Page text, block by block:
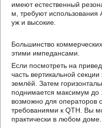
имеют естественный
м, требуют использования
уж и высокие.
Большинство
этими импедансами.
Если посмотреть на
часть вертикальной
землёй. Затем
поднимается максимум
возможно для операторов
требованиями к QTH. Вы
практически в любом доме.